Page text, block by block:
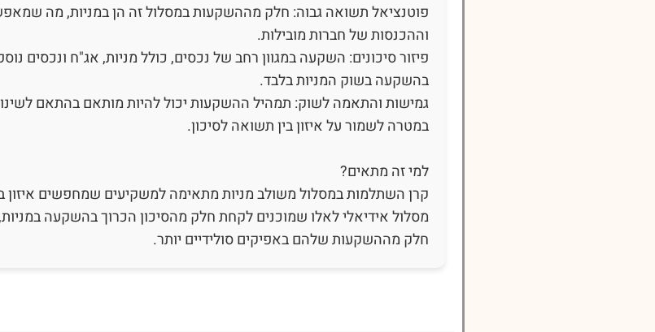
פוטנציאל תשואה גבוה: חלק מההשקעות במסלול זה הן במניות, מה
וההכנסות של חברות מובילות.
פיזור סיכונים: השקעה במגוון רחב של נכסים, כולל מניות, אג"ח ונכסים
בהשקעה בשוק המניות בלבד.
גמישות והתאמה לשוק: תמהיל ההשקעות יכול להיות מותאם בהתאם
במטרה לשמור על איזון בין תשואה לסיכון.
למי זה מתאים?
קרן השתלמות במסלול משולב מניות מתאימה למשקיעים שמחפשים איזון
מסלול אידיאלי לאלו שמוכנים לקחת חלק מהסיכון הכרוך בהשקעה
חלק מההשקעות שלהם באפיקים סולידיים יותר.